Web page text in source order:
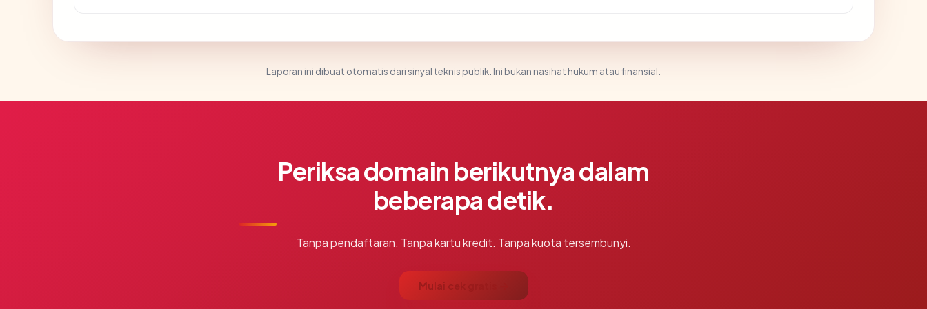
Laporan ini dibuat otomatis dari sinyal teknis publik. Ini bukan nasihat hukum atau finansial.
Periksa domain berikutnya dalam
beberapa detik.
Tanpa pendaftaran. Tanpa kartu kredit. Tanpa kuota tersembunyi.
Mulai cek gratis →